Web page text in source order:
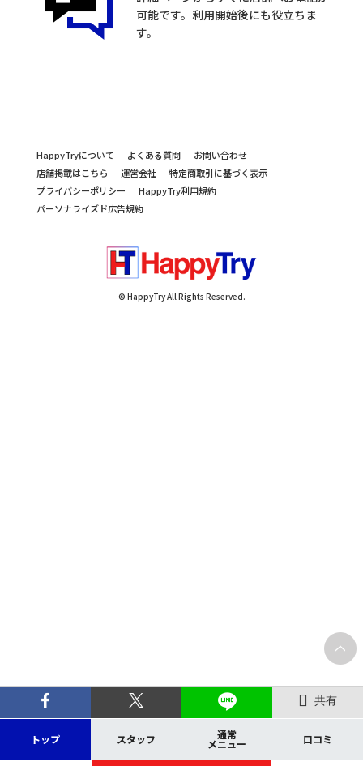
共有
トップ スタッフ 通常
メニュー 口コミ
可能です。利用開始後にも役立ちま
す。
HappyTryについて よくある質問
お問い合わせ
店舗掲載はこちら
運営会社
特定商取引に基づく表示
プライバシーポリシー
HappyTry利用規約
パーソナライズド広告規約
© HappyTry All Rights Reserved.